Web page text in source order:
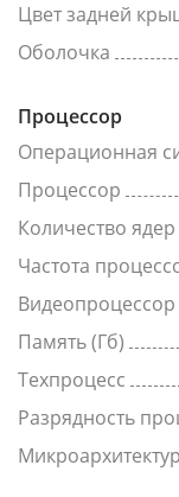
Цвет задней
Оболочка
Процессор
Операционная
Процессор
Количество
Частота
Видеопроцессор
Память (Гб)
Техпроцесс
Разрядность